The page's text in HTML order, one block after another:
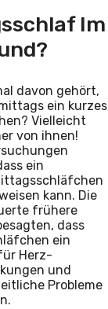
Im
davon gehört,
ein kurzes
Vielleicht
von ihnen!
ein
kann. Die
frühere
dass
ein
Herz-
und
Probleme